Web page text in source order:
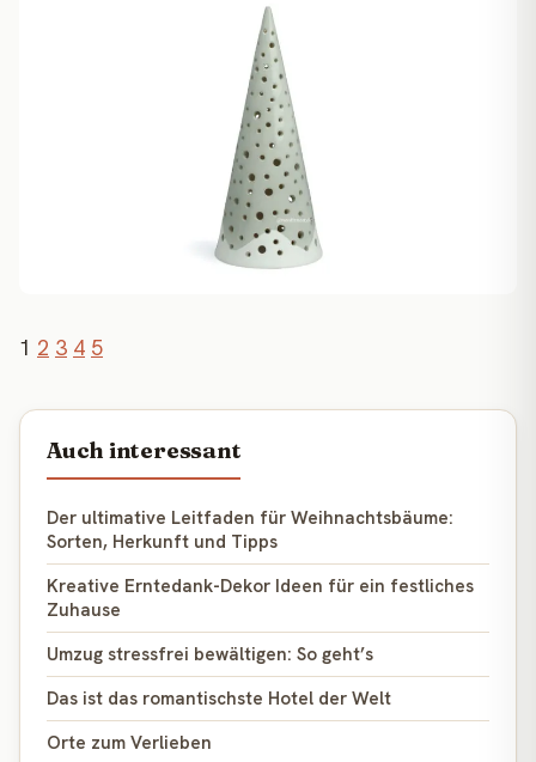
1 2 3 4 5
Auch interessant
Der ultimative Leitfaden für Weihnachtsbäume:
Sorten, Herkunft und Tipps
Kreative Erntedank-Dekor Ideen für ein festliches
Zuhause
Umzug stressfrei bewältigen: So geht’s
Das ist das romantischste Hotel der Welt
Orte zum Verlieben